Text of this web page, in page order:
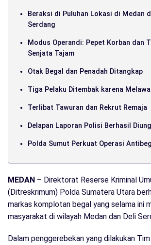
Beraksi di Puluhan Lokasi di Medan
Serdang
Modus Operandi: Pepet Korban dan
Senjata Tajam
Otak Begal dan Penadah Ditangkap
Tiga Pelaku Ditembak karena
Terlibat Tawuran dan Rekrut Remaja
Delapan Laporan Polisi Berhasil
Polda Sumut Perkuat Operasi
MEDAN – Direktorat Reserse Kriminal
(Ditreskrimum) Polda Sumatera Utara
markas komplotan begal yang selama ini
masyarakat di wilayah Medan dan Deli
Dalam penggerebekan yang dilakukan